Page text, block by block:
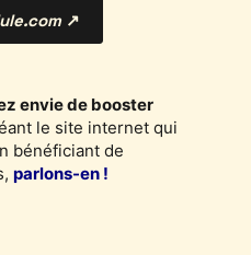
↗
envie de booster
le site internet qui
bénéficiant de
parlons-en !